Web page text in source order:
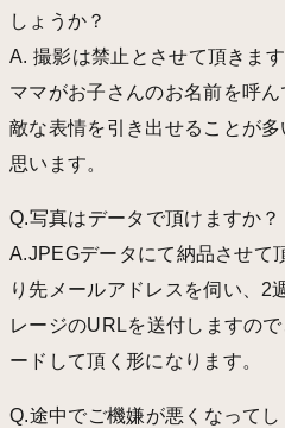
しょうか？
A. 撮影は禁止とさせて頂きます
ママがお子さんのお名前を呼
敵な表情を引き出せることが
思います。
Q.写真はデータで頂けますか？
A.JPEGデータにて納品させて
り先メールアドレスを伺い、2
レージのURLを送付しますの
ードして頂く形になります。
Q.途中でご機嫌が悪くなって